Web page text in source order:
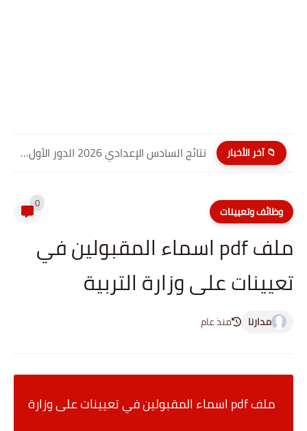
📁 آخر الأخبار نتائج السادس الإعدادي 2026 الدور الأول PDF كربلاء المقدسة| موقع...
وظائف وتعيينات 0
ملف pdf اسماء المقبولين في
تعيينات على وزارة التربية
مدارنا منذ عام
ملف pdf اسماء المقبولين في تعيينات على وزارة